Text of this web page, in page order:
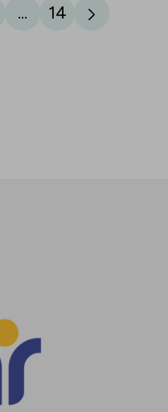
... 14